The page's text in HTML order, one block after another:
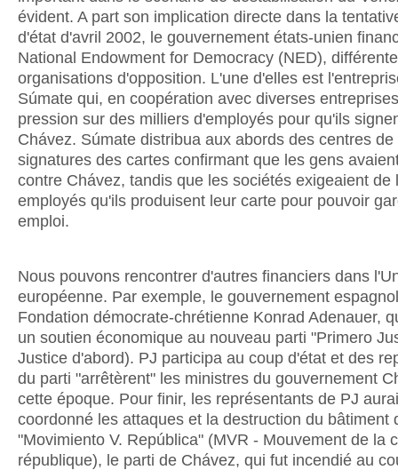
évident. A part son implication directe dans la
d'état d'avril 2002, le gouvernement états-unien
National Endowment for Democracy (NED),
organisations d'opposition. L'une d'elles est
Súmate qui, en coopération avec diverses
pression sur des milliers d'employés pour qu'ils
Chávez. Súmate distribua aux abords des centres
signatures des cartes confirmant que les gens
contre Chávez, tandis que les sociétés exigeaient de
employés qu'ils produisent leur carte pour pouvoir
emploi.
Nous pouvons rencontrer d'autres financiers dans
européenne. Par exemple, le gouvernement
Fondation démocrate-chrétienne Konrad Adenauer,
un soutien économique au nouveau parti "Primero
Justice d'abord). PJ participa au coup d'état et des
du parti "arrêtèrent" les ministres du gouvernement
cette époque. Pour finir, les représentants de PJ
coordonné les attaques et la destruction du bâtiment
"Movimiento V. República" (MVR - Mouvement de la
république), le parti de Chávez, qui fut incendié au